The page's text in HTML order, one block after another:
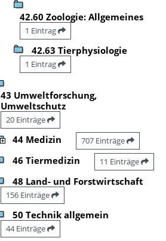
42.60 Zoologie: Allgemeines
1 Eintrag
42.63 Tierphysiologie
1 Eintrag
43 Umweltforschung,
Umweltschutz
20 Einträge
44 Medizin 707 Einträge
46 Tiermedizin 11 Einträge
48 Land- und Forstwirtschaft
156 Einträge
50 Technik allgemein
44 Einträge